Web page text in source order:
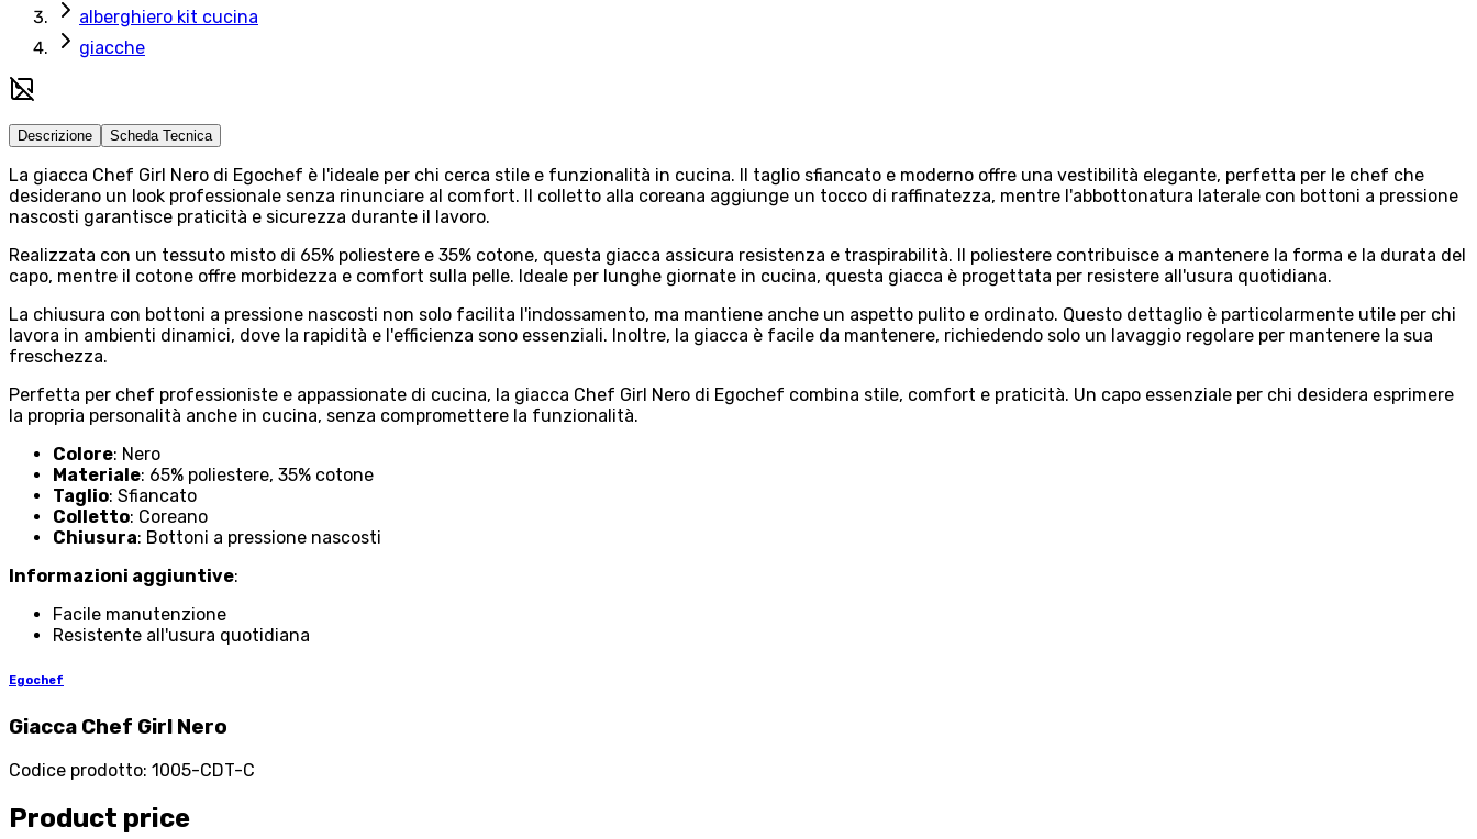
alberghiero kit cucina
giacche
Descrizione Scheda Tecnica
La giacca Chef Girl Nero di Egochef è l'ideale per chi cerca stile e funzionalità in cucina. Il taglio sfiancato e moderno offre una vestibilità elegante, perfetta per le chef che
desiderano un look professionale senza rinunciare al comfort. Il colletto alla coreana aggiunge un tocco di raffinatezza, mentre l'abbottonatura laterale con bottoni a pressione
nascosti garantisce praticità e sicurezza durante il lavoro.
Realizzata con un tessuto misto di 65% poliestere e 35% cotone, questa giacca assicura resistenza e traspirabilità. Il poliestere contribuisce a mantenere la forma e la durata del
capo, mentre il cotone offre morbidezza e comfort sulla pelle. Ideale per lunghe giornate in cucina, questa giacca è progettata per resistere all'usura quotidiana.
La chiusura con bottoni a pressione nascosti non solo facilita l'indossamento, ma mantiene anche un aspetto pulito e ordinato. Questo dettaglio è particolarmente utile per chi
lavora in ambienti dinamici, dove la rapidità e l'efficienza sono essenziali. Inoltre, la giacca è facile da mantenere, richiedendo solo un lavaggio regolare per mantenere la sua
freschezza.
Perfetta per chef professioniste e appassionate di cucina, la giacca Chef Girl Nero di Egochef combina stile, comfort e praticità. Un capo essenziale per chi desidera esprimere
la propria personalità anche in cucina, senza compromettere la funzionalità.
Colore: Nero
Materiale: 65% poliestere, 35% cotone
Taglio: Sfiancato
Colletto: Coreano
Chiusura: Bottoni a pressione nascosti
Informazioni aggiuntive:
Facile manutenzione
Resistente all'usura quotidiana
Egochef
Giacca Chef Girl Nero
Codice prodotto: 1005-CDT-C
Product price